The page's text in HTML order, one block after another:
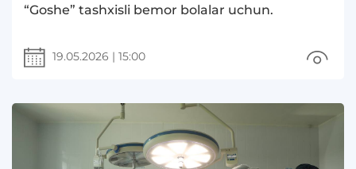
“Goshe” tashxisli bemor bolalar uchun.
19.05.2026 | 15:00